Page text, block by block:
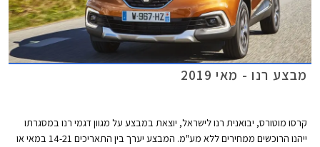
מבצע רנו - מאי 2019
קרסו מוטורס, יבואנית רנו לישראל, יוצאת במבצע על מגוון דגמי רנו במסגרתו
ייהנו הרוכשים ממחירים ללא מע"מ. המבצע יערך בין התאריכים 14-21 במאי או